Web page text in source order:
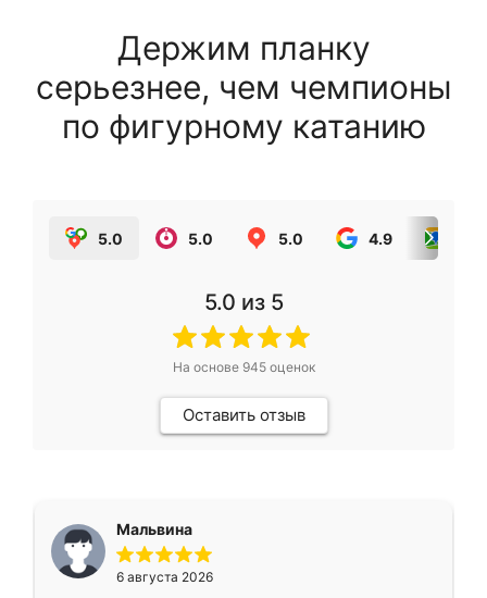
Держим планку
серьезнее, чем чемпионы
по фигурному катанию
5.0 5.0 5.0 4.9
5.0 из 5
На основе 945оценок
Оставить отзыв
Мальвина
6 августа 2026